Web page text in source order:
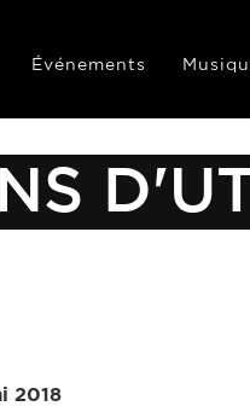
Événements
2018